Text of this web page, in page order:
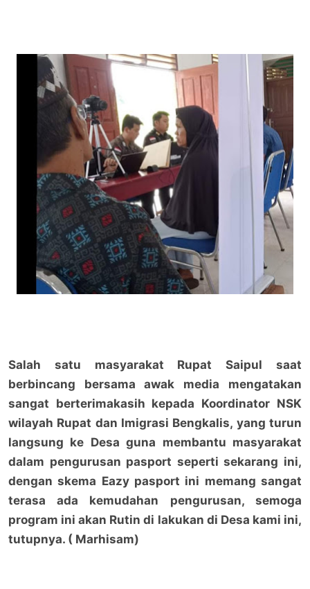
Salah satu masyarakat Rupat Saipul saat
berbincang bersama awak media mengatakan
sangat berterimakasih kepada Koordinator NSK
wilayah Rupat dan Imigrasi Bengkalis, yang turun
langsung ke Desa guna membantu masyarakat
dalam pengurusan pasport seperti sekarang ini,
dengan skema Eazy pasport ini memang sangat
terasa ada kemudahan pengurusan, semoga
program ini akan Rutin di lakukan di Desa kami ini,
tutupnya. ( Marhisam)